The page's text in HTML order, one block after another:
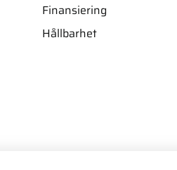
Finansiering
Hållbarhet